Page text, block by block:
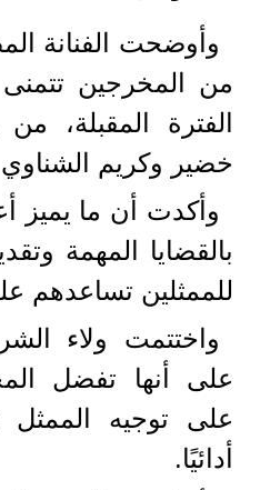
وأوضحت الفنانة
من المخرجين
الفترة المقبلة،
خضير وكريم
وأكدت أن ما يميز
بالقضايا المهمة
للممثلين تساعدهم
واختتمت ولاء
على أنها تفضل
على توجيه
أدائيًا.